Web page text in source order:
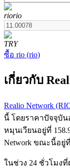
ฟิวเจอร์ส
ฟิวเจอร์สสกุ
riorio
TRY
ซื้อ rio (rio)
เกี่ยวกับ
Realio Network
นี้ โดยราคาปัจจุบัน
หมุนเวียนอยู่ที่
Network ขณะนี้อยู่
ในช่วง 24 ชั่วโมง